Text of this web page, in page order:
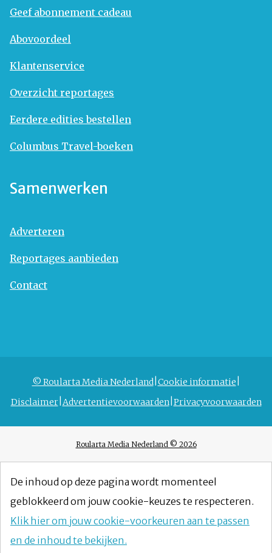
Geef abonnement cadeau
Abovoordeel
Klantenservice
Overzicht reportages
Eerdere edities bestellen
Columbus Travel-boeken
Samenwerken
Adverteren
Reportages aanbieden
Contact
© Roularta Media Nederland Cookie informatie
Disclaimer Advertentievoorwaarden Privacyvoorwaarden
Roularta Media Nederland © 2026
De inhoud op deze pagina wordt momenteel
geblokkeerd om jouw cookie-keuzes te respecteren.
Klik hier om jouw cookie-voorkeuren aan te passen
en de inhoud te bekijken.